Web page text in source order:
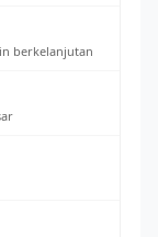
berkelanjutan